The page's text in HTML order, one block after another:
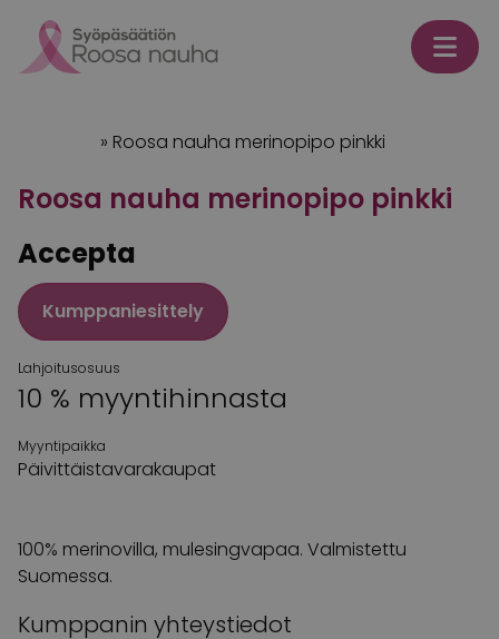
» Roosa nauha merinopipo pinkki
Roosa nauha merinopipo pinkki
Accepta
Kumppaniesittely
Lahjoitusosuus
10 % myyntihinnasta
Myyntipaikka
Päivittäistavarakaupat
100% merinovilla, mulesingvapaa. Valmistettu
Suomessa.
Kumppanin yhteystiedot